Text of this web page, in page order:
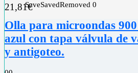
21,81€
SaveSavedRemoved 0
Olla para microondas
azul con tapa válvula de
y antigoteo.